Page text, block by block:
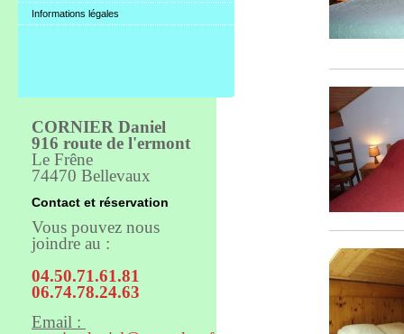
Informations légales
CORNIER Daniel
916 route de l'ermont
Le Frêne
74470 Bellevaux
Contact et réservation
Vous pouvez nous
joindre au :
04.50.71.61.81
06.74.78.24.63
Email :